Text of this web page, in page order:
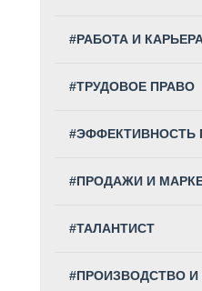
#РАБОТА И
#ТРУДОВОЕ ПРАВО
#ЭФФЕКТИВНОСТЬ
#ПРОДАЖИ И
#ТАЛАНТИСТ
#ПРОИЗВОДСТВО И